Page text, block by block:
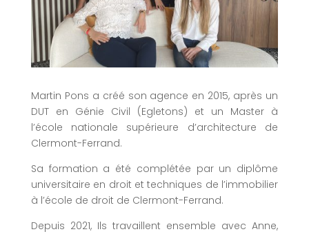
Martin Pons a créé son agence en 2015, après un
DUT en Génie Civil (Egletons) et un Master à
l’école nationale supérieure d’architecture de
Clermont-Ferrand.
Sa formation a été complétée par un diplôme
universitaire en droit et techniques de l’immobilier
à l’école de droit de Clermont-Ferrand.
Depuis 2021, Ils travaillent ensemble avec Anne,